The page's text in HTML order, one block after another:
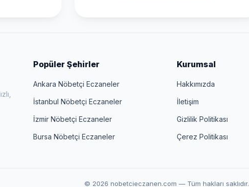
Popüler Şehirler
Ankara Nöbetçi Eczaneler
İstanbul Nöbetçi Eczaneler
İzmir Nöbetçi Eczaneler
Bursa Nöbetçi Eczaneler
Kurumsal
Hakkımızda
İletişim
Gizlilik Politikası
Çerez Politikası
© 2026 nobetcieczanen.com — Tüm hakları saklıdır.